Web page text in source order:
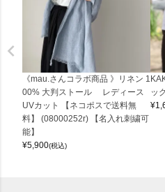
《mau.さんコラボ商品 》リネン 1
00% 大判ストール レディース
UVカット 【ネコポスで送料無
料】 (08000252r) 【名入れ刺繍可
能】
¥5,900(税込)
ッ
¥